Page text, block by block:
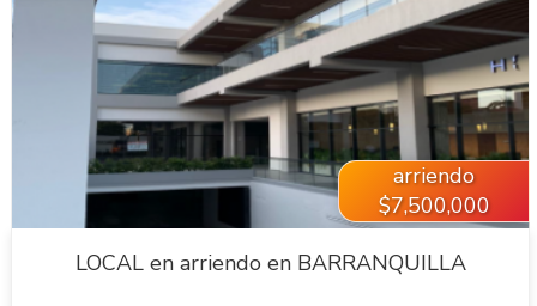
VER INMUEBLE
arriendo
$7,500,000
LOCAL en arriendo en BARRANQUILLA